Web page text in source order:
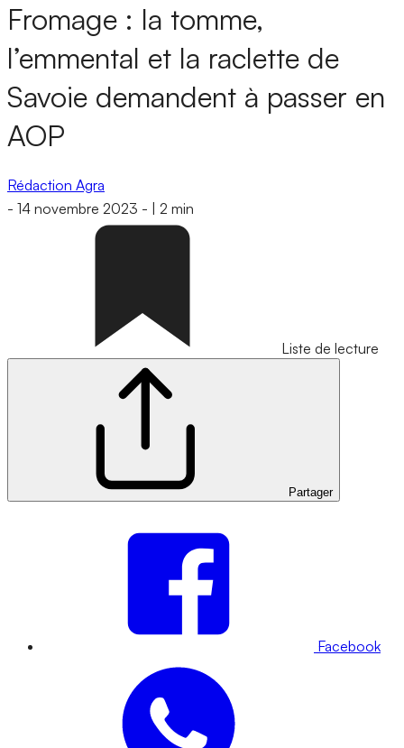
Fromage : la tomme,
l’emmental et la raclette de
Savoie demandent à passer en
AOP
Rédaction Agra
- 14 novembre 2023 - 2 min
Liste de lecture
Partager
Facebook